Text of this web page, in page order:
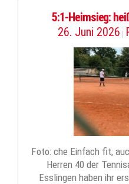
5:1-Heimsieg:
26. Juni 2026 |
Foto: che Einfach fit,
Herren 40 der
Esslingen haben ihr